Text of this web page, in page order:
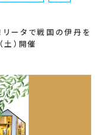
ータで戦国の伊丹を
土）開催